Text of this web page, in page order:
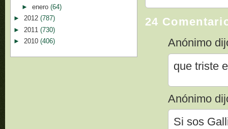
24
Anónimo
que triste
Anónimo
Si sos
► enero (64)
► 2012 (787)
► 2011 (730)
► 2010 (406)